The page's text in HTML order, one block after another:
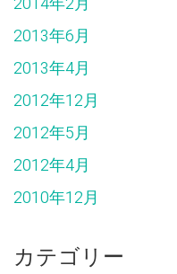
2013年6月
2013年4月
2012年12月
2012年5月
2012年4月
2010年12月
カテゴリー